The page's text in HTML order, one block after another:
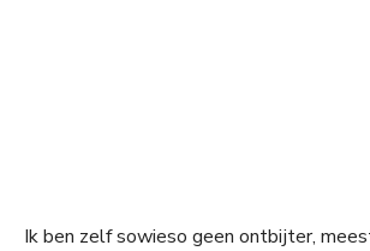
Ik ben zelf sowieso geen ontbijter,